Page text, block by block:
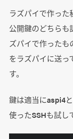
ラズパイで作った
公開鍵のどちらも
ズパイで作った
をラズパイに送
す。
鍵は適当にaspi4
使ったSSHも試し